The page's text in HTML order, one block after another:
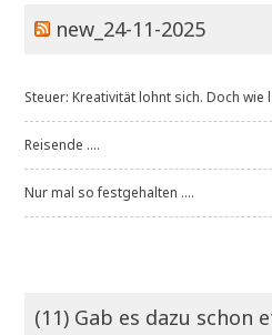
new_24-11-2025
Steuer: Kreativität lohnt sich. Doch wie
Reisende ....
Nur mal so festgehalten ....
(11) Gab es dazu schon